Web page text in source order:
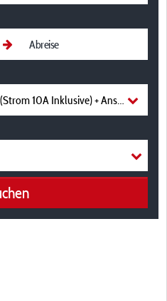
10A Inklusive) + Anschluss An